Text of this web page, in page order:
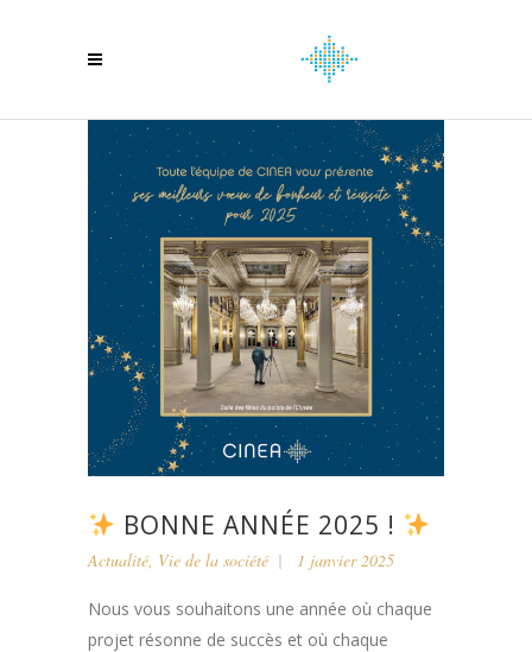
BONNE ANNÉE 2025 !
Actualité, Vie de la société 1 janvier 2025
Nous vous souhaitons une année où chaque
projet résonne de succès et où chaque